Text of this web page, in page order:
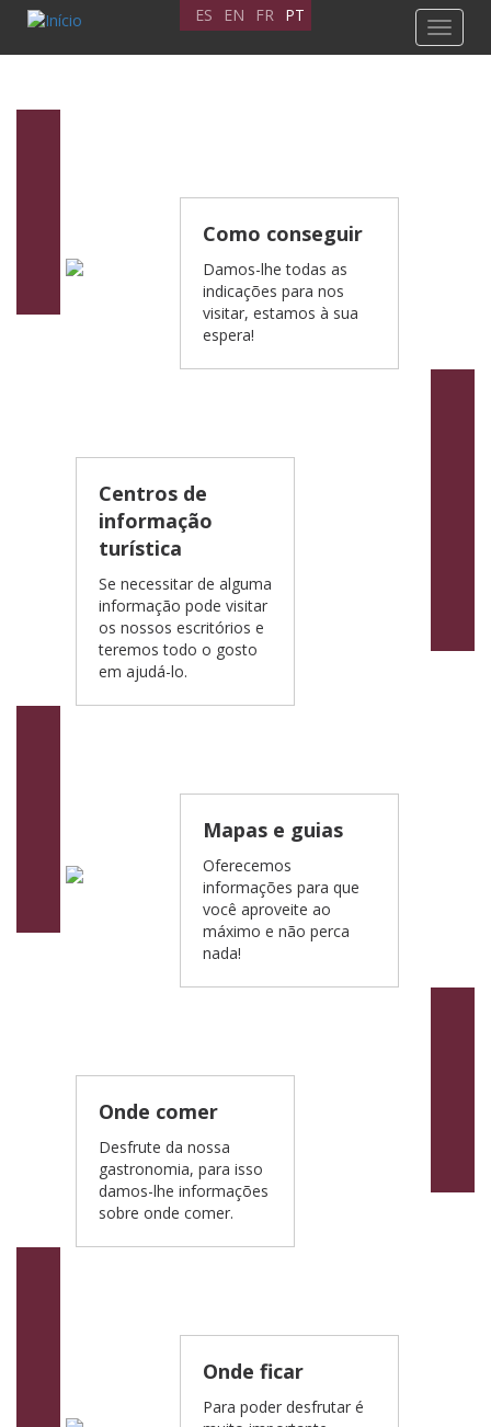
Passar
para
o
Toggle
ES EN FR PT
Como conseguir
Damos-lhe todas as
indicações para nos
visitar, estamos à sua
espera!
Centros de
informação
turística
Se necessitar de alguma
informação pode visitar
os nossos escritórios e
teremos todo o gosto
em ajudá-lo.
Mapas e guias
Oferecemos
informações para que
você aproveite ao
máximo e não perca
nada!
Onde comer
Desfrute da nossa
gastronomia, para isso
damos-lhe informações
sobre onde comer.
Onde ficar
Para poder desfrutar é